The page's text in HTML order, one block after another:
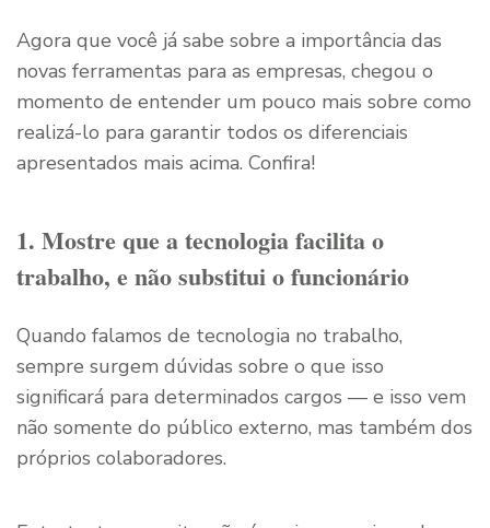
Agora que você já sabe sobre a importância das
novas ferramentas para as empresas, chegou o
momento de entender um pouco mais sobre como
realizá-lo para garantir todos os diferenciais
apresentados mais acima. Confira!
1. Mostre que a tecnologia facilita o
trabalho, e não substitui o funcionário
Quando falamos de tecnologia no trabalho,
sempre surgem dúvidas sobre o que isso
significará para determinados cargos — e isso vem
não somente do público externo, mas também dos
próprios colaboradores.